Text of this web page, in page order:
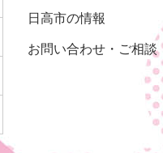
日高市の情報
お問い合わせ・ご相談